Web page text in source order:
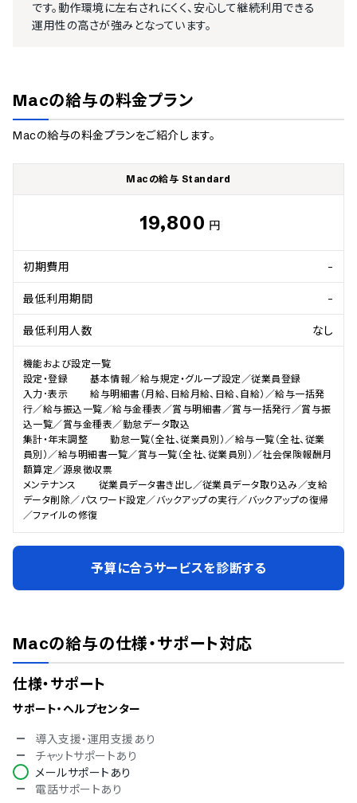
です。動作環境に左右されにくく、安心して継続利用できる
運用性の高さが強みとなっています。
Macの給与の料金プラン
Macの給与の料金プランをご紹介します。
Macの給与 Standard
19,800 円
初期費用 -
最低利用期間 -
最低利用人数 なし
機能および設定一覧
設定・登録        基本情報／給与規定・グループ設定／従業員登録
入力･表示        給与明細書（月給、日給月給、日給、自給）／給与一括発
行／給与振込一覧／給与金種表／賞与明細書／賞与一括発行／賞与振
込一覧／賞与金種表／勤怠データ取込
集計・年末調整        勤怠一覧（全社、従業員別）／給与一覧（全社、従業
員別）／給与明細書一覧／賞与一覧（全社、従業員別）／社会保険報酬月
額算定／源泉徴収票
メンテナンス        従業員データ書き出し／従業員データ取り込み／支給
データ削除／パスワード設定／バックアップの実行／バックアップの復帰
／ファイルの修復
予算に合うサービスを診断する
Macの給与の仕様・サポート対応
仕様・サポート
サポート・ヘルプセンター
導入支援・運用支援あり
チャットサポートあり
メールサポートあり
電話サポートあり